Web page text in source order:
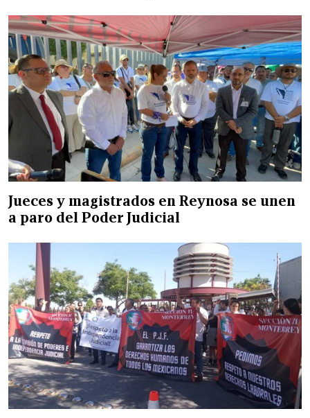
Jueces y magistrados en Reynosa se unen
a paro del Poder Judicial